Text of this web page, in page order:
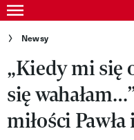
Skip
to
content
Gwiazdy
Ludzie
Moda
Uroda
Newsy
„Kiedy mi się
się
miłości